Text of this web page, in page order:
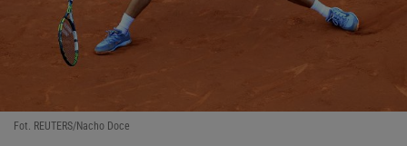
Fot. REUTERS/Nacho Doce